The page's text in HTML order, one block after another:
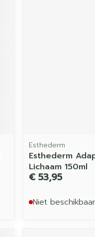
Esthederm
Esthederm
Lichaam 150ml
€ 53,95
Niet beschikbaar